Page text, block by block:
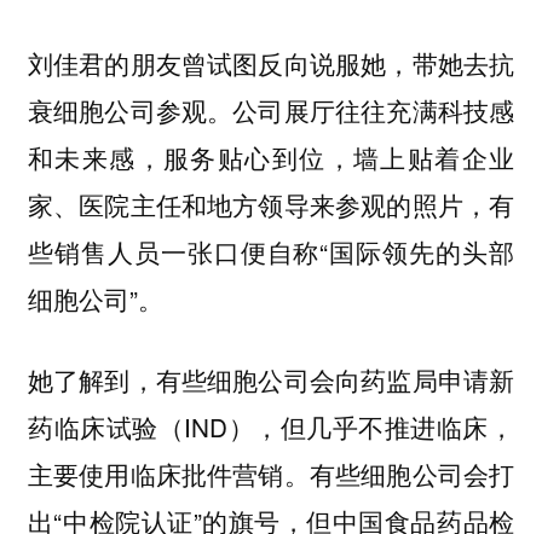
刘佳君的朋友曾试图反向说服她，带她去抗
衰细胞公司参观。公司展厅往往充满科技感
和未来感，服务贴心到位，墙上贴着企业
家、医院主任和地方领导来参观的照片，有
些销售人员一张口便自称“国际领先的头部
细胞公司”。
她了解到，有些细胞公司会向药监局申请新
药临床试验（IND），但几乎不推进临床，
主要使用临床批件营销。有些细胞公司会打
出“中检院认证”的旗号，但中国食品药品检